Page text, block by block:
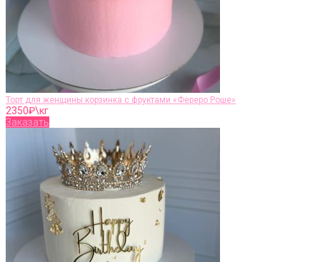
Торт для женщины корзинка с фруктами «Фереро Роше»
2350₽\кг
Заказать